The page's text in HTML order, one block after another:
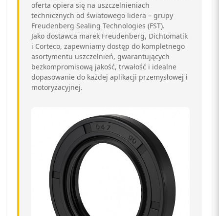
oferta opiera się na uszczelnieniach
technicznych od światowego lidera – grupy
Freudenberg Sealing Technologies (FST).
Jako dostawca marek Freudenberg, Dichtomatik
i Corteco, zapewniamy dostęp do kompletnego
asortymentu uszczelnień, gwarantujących
bezkompromisową jakość, trwałość i idealne
dopasowanie do każdej aplikacji przemysłowej i
motoryzacyjnej.